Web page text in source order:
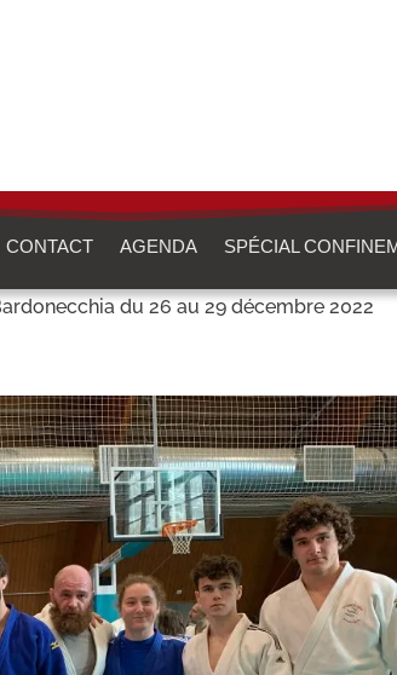
CONTACT AGENDA SPÉCIAL
du 26 au 29 décembre 2022